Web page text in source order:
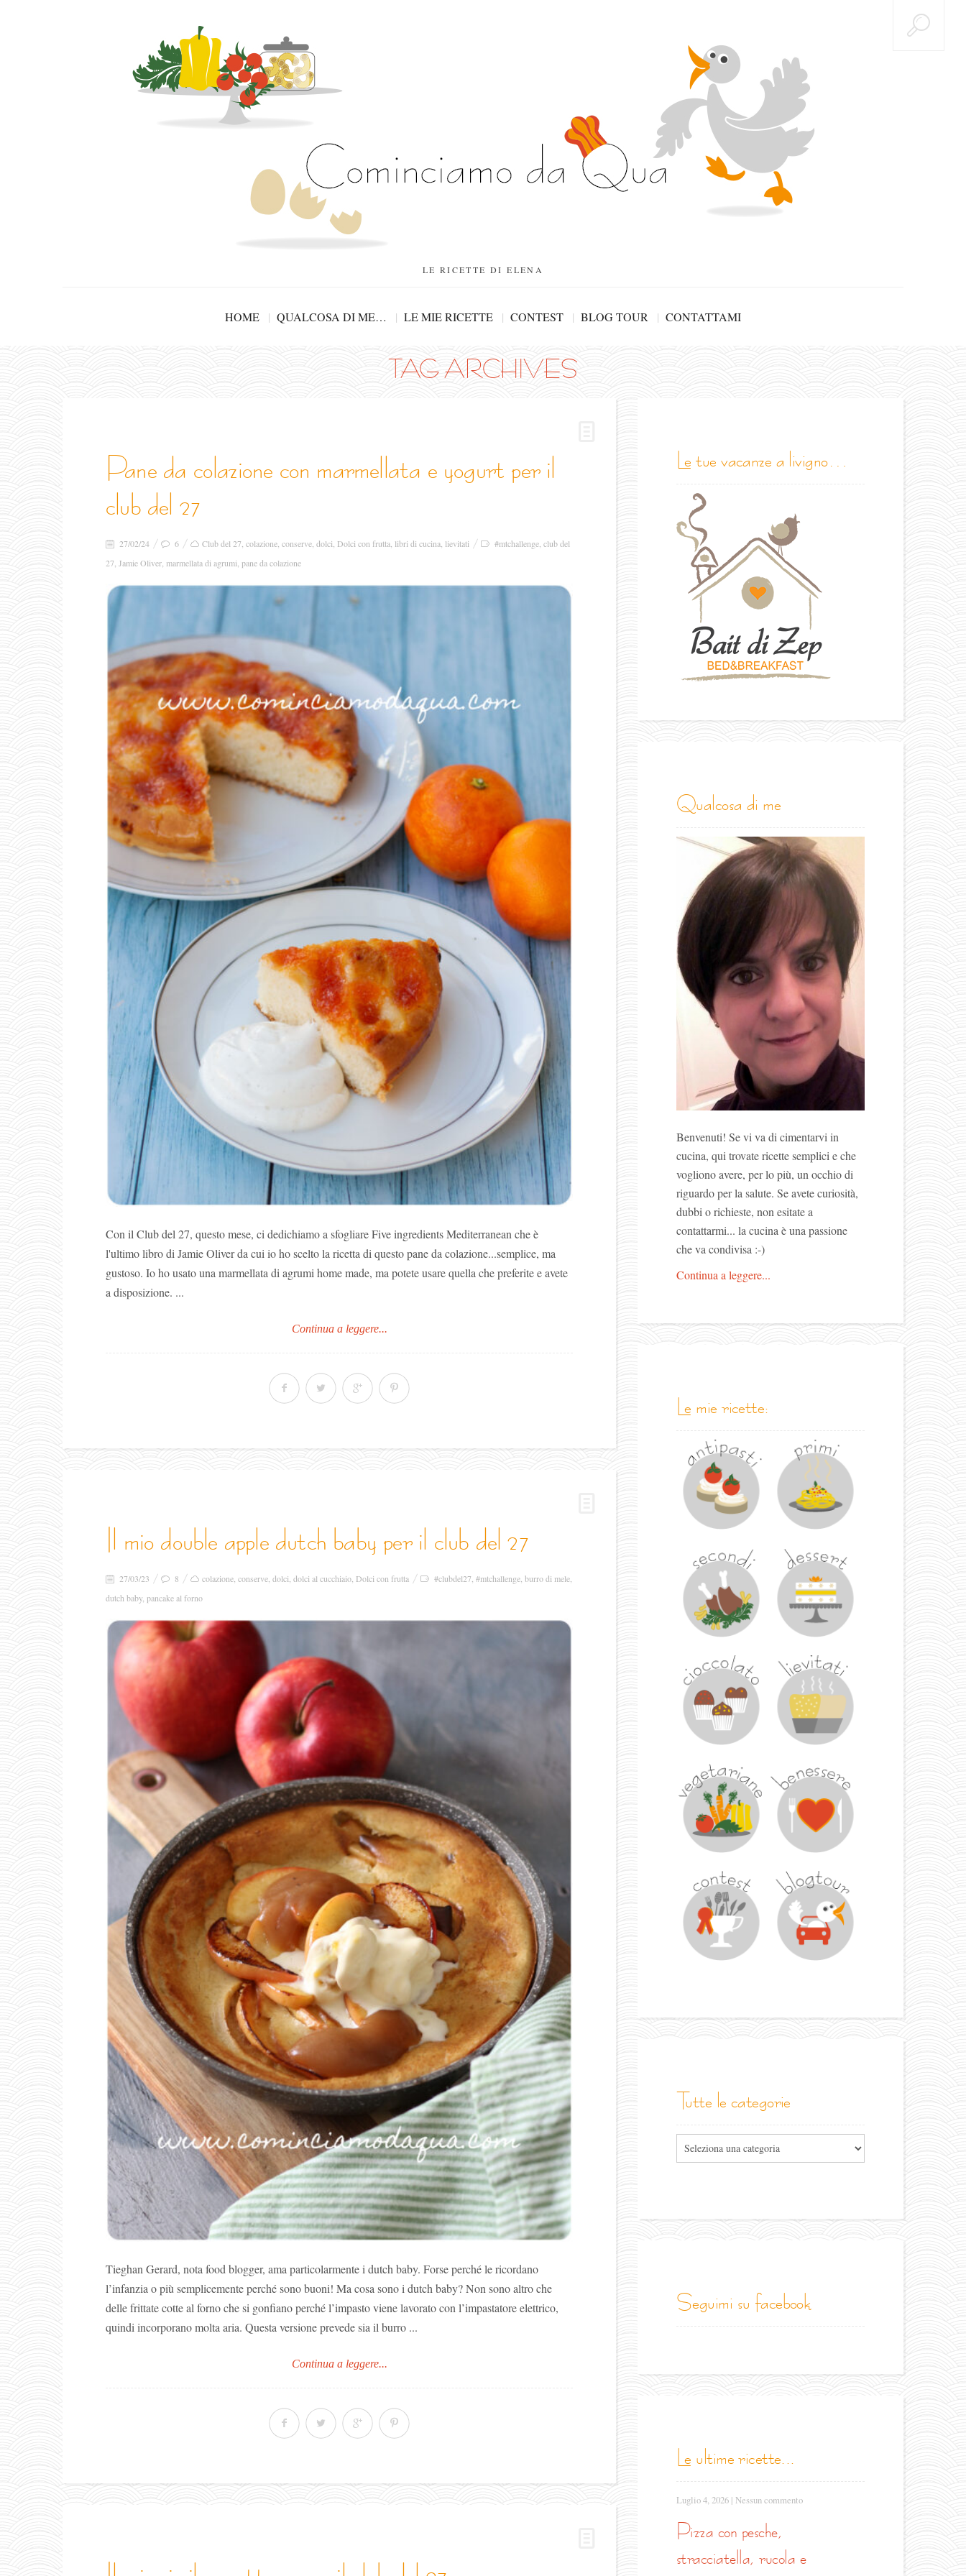
LE RICETTE DI ELENA
HOME QUALCOSA DI ME… LE MIE RICETTE CONTEST BLOG TOUR CONTATTAMI
TAG ARCHIVES
pane da colazione con marmellata e yogurt per il
club del 27
27/02/24 6 Club del 27 colazione conserve dolci Dolci con frutta libri di cucina lievitati #mtchallenge club del
27 Jamie Oliver marmellata di agrumi pane da colazione
Con il Club del 27, questo mese, ci dedichiamo a sfogliare Five ingredients Mediterranean che è
l'ultimo libro di Jamie Oliver da cui io ho scelto la ricetta di questo pane da colazione...semplice, ma
gustoso. Io ho usato una marmellata di agrumi home made, ma potete usare quella che preferite e avete
a disposizione. ...
Continua a leggere...
il mio double apple dutch baby per il club del 27
27/03/23 8 colazione conserve dolci dolci al cucchiaio Dolci con frutta #clubdel27 #mtchallenge burro di mele
dutch baby, pancake al forno
Tieghan Gerard, nota food blogger, ama particolarmente i dutch baby. Forse perché le ricordano
l’infanzia o più semplicemente perché sono buoni! Ma cosa sono i dutch baby? Non sono altro che
delle frittate cotte al forno che si gonfiano perché l’impasto viene lavorato con l’impastatore elettrico,
quindi incorporano molta aria. Questa versione prevede sia il burro ...
Continua a leggere...
le tue vacanze a livigno…
qualcosa di me
Benvenuti! Se vi va di cimentarvi in
cucina, qui trovate ricette semplici e che
vogliono avere, per lo più, un occhio di
riguardo per la salute. Se avete curiosità,
dubbi o richieste, non esitate a
contattarmi... la cucina è una passione
che va condivisa :-)
Continua a leggere...
le mie ricette:
tutte le categorie
seguimi su facebook
le ultime ricette...
Luglio 4, 2026 | Nessun commento
pizza con pesche,
stracciatella, rucola e